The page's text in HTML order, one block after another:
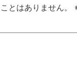
とはありません。